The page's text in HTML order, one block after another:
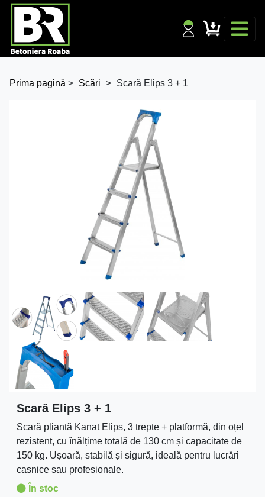
Prima pagină > Scări > Scară Elips 3 + 1
Scară Elips 3 + 1
Scară pliantă Kanat Elips, 3 trepte + platformă, din oțel
rezistent, cu înălțime totală de 130 cm și capacitate de
150 kg. Ușoară, stabilă și sigură, ideală pentru lucrări
casnice sau profesionale.
În stoc